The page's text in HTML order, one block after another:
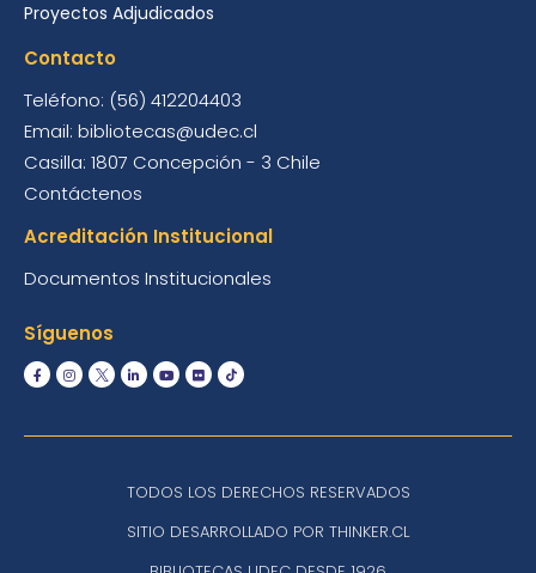
Proyectos Adjudicados
Contacto
Teléfono: (56) 412204403
Email: bibliotecas@udec.cl
Casilla: 1807 Concepción - 3 Chile
Contáctenos
Acreditación Institucional
Documentos Institucionales
Síguenos
TODOS LOS DERECHOS RESERVADOS
SITIO DESARROLLADO POR THINKER.CL